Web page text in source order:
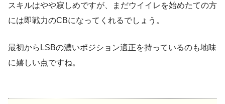
スキルはやや寂しめですが、まだウイイレを始めたての方
には即戦力のCBになってくれるでしょう。
最初からLSBの濃いポジション適正を持っているのも地味
に嬉しい点ですね。